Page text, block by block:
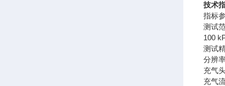
技术
指标
测试
100
测试
分辨
充气
充气